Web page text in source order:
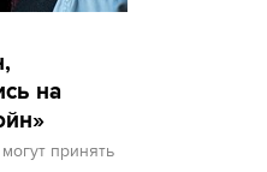
на
принять